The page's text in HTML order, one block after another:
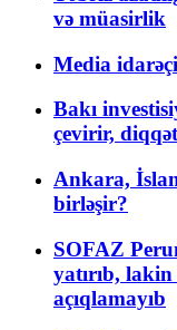
və müasirlik
Media
Bakı
çevirir,
Ankara,
birləşir?
SOFAZ
yatırıb,
açıqlamayıb